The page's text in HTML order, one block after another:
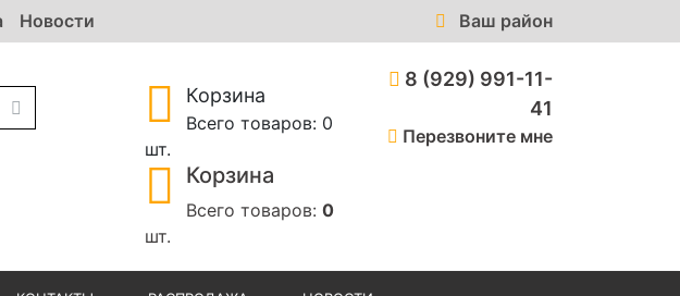
Новости Ваш район
Корзина
Всего товаров: 0
шт.
Корзина
Всего товаров: 0
шт.
8 (929) 991-11-
41
Перезвоните мне